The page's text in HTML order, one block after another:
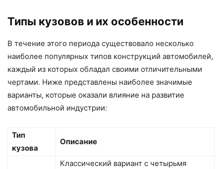
Типы кузовов и их особенности
В течение этого периода существовало несколько
наиболее популярных типов конструкций автомобилей,
каждый из которых обладал своими отличительными
чертами. Ниже представлены наиболее значимые
варианты, которые оказали влияние на развитие
автомобильной индустрии:
Тип
кузова
Описание
Классический вариант с четырьмя